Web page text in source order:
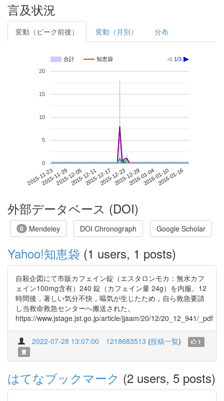
言及状況
変動（ピーク前後） 変動（月別） 分布
合計 知恵袋 1/3
2015-11-232015-11-292015-12-052015-12-112015-12-172015-12-232015-12-292016-01-042016-01-102016-01-16
0
5
10
15
20
外部データベース (DOI)
0 Mendeley DOI Chronograph Google Scholar
Yahoo!知恵袋 (1 users, 1 posts)
自殺企図にて市販カフェイン錠（エスタロンモカ：無水カフ
ェイン100mg含有）240 錠（カフェイン量 24g）を内服。12
時間後，著しい気分不快，嘔気が生じたため，自ら救急要請
し当救命救急センターへ搬送された。
https://www.jstage.jst.go.jp/article/jjaam/20/12/20_12_941/_pdf
2022-07-28 13:07:00 1218683513 (投稿一覧) 1
はてなブックマーク (2 users, 5 posts)